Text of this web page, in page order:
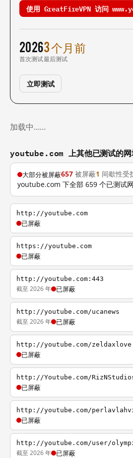
使用 GreatFireVPN 访问
2026
首次测试
3 个月前
最后测试
立即测试
加载中……
youtube.com 上其他已测试的
大部分被屏蔽657 被屏蔽1 间歇性受
youtube.com 下全部 659 个已测试
http://youtube.com
已屏蔽
https://youtube.com
已屏蔽
http://youtube.com:443
截至 2026 年 已屏蔽
http://youtube.com/ucanews
截至 2026 年 已屏蔽
http://youtube.com/zeldaxlove
已屏蔽
http://Youtube.com/
已屏蔽
http://youtube.com/
已屏蔽
http://youtube.com/user/
截至 2026 年 已屏蔽